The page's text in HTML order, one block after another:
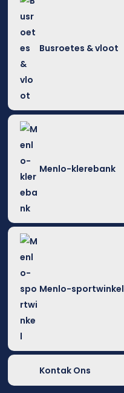
Busroetes & vloot
Menlo-klerebank
Menlo-sportwinkel
Kontak Ons